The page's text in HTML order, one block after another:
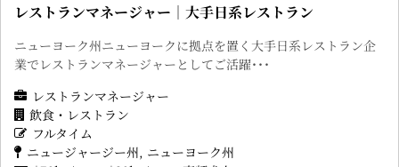
レストランマネージャー｜大手日系レストラン
ニューヨーク州ニューヨークに拠点を置く大手日系レストラン企
業でレストランマネージャーとしてご活躍･･･
レストランマネージャー
飲食・レストラン
フルタイム
ニュージャージー州 ニューヨーク州